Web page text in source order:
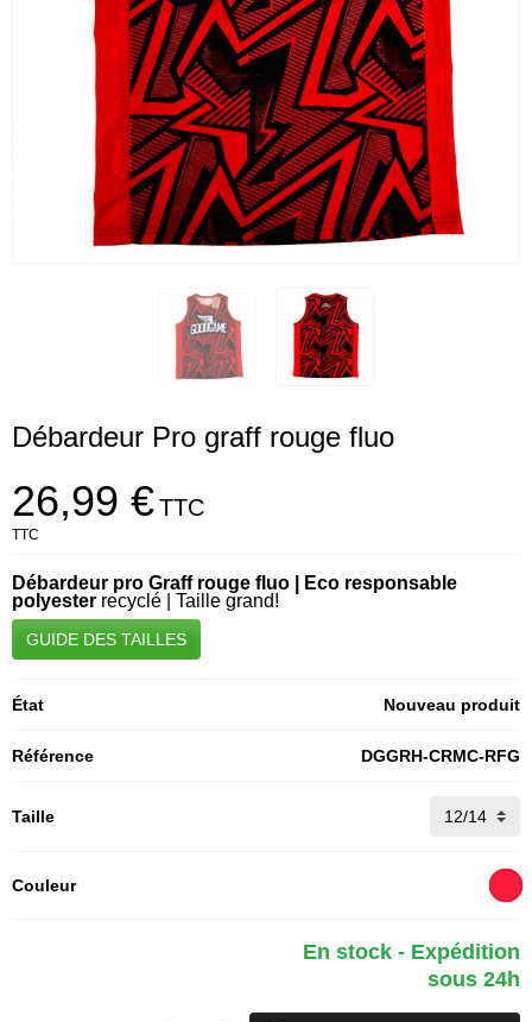
Débardeur Pro graff rouge fluo
26,99 €TTC
TTC
Débardeur pro Graff rouge fluo |
Eco responsable
polyester recyclé | Taille grand!
GUIDE DES TAILLES
État Nouveau produit
Référence DGGRH-CRMC-RFG
Taille
Couleur
En stock - Expédition
sous 24h